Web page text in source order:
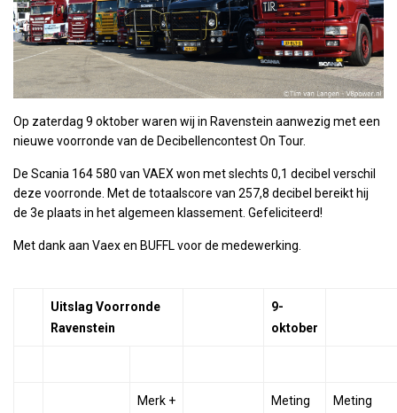
Op zaterdag 9 oktober waren wij in Ravenstein aanwezig met een
nieuwe voorronde van de Decibellencontest On Tour.
De Scania 164 580 van VAEX won met slechts 0,1 decibel verschil
deze voorronde. Met de totaalscore van 257,8 decibel bereikt hij
de 3e plaats in het algemeen klassement. Gefeliciteerd!
Met dank aan Vaex en BUFFL voor de medewerking.
Uitslag Voorronde
Ravenstein
9-
oktober
Merk +
Meting
Meting